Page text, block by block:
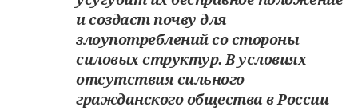
и создаст почву для
злоупотреблений со стороны
силовых структур. В условиях
отсутствия сильного
гражданского общества в России